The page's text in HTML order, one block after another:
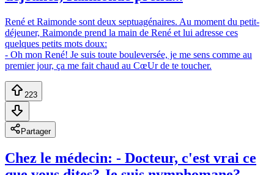
René et Raimonde sont deux septuagénaires. Au moment du petit-
déjeuner, Raimonde prend la main de René et lui adresse ces
quelques petits mots doux:
- Oh mon René! Je suis toute bouleversée, je me sens comme au
premier jour, ça me fait chaud au CœUr de te toucher.
223
Partager
Chez le médecin: - Docteur, c'est vrai ce